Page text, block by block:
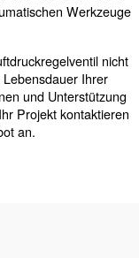
Sie sicher, dass
ist.
Sie zwei
die